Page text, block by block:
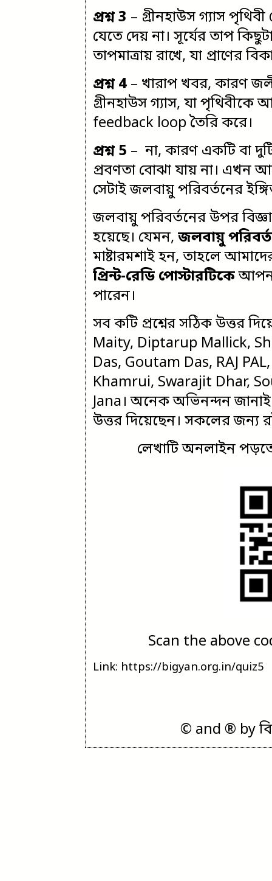
প্রশ্ন 3 – গ্রীনহাউস গ্যাস
যেতে দেয় না। সূর্যের তাপ
তাপমাত্রায় রাখে, যা প্রাণের
প্রশ্ন 4 – খারাপ খবর, কারণ
গ্রীনহাউস গ্যাস, যা
feedback loop তৈরি করে।
প্রশ্ন 5 – না, কারণ একটি বা
প্রবণতা বোঝা যায় না। এখন
সেটাই জলবায়ু পরিবর্তনের
জলবায়ু পরিবর্তনের উপর
হয়েছে। যেমন, জলবায়ু
মাষ্টারমশাই হন, তাহলে
প্রিন্ট-রেডি পোস্টারটিকে
পারেন।
সব কটি প্রশ্নের সঠিক উত্তর
Maity, Diptarup Mallick,
Das, Goutam Das, RAJ
Khamrui, Swarajit Dhar,
Jana। অনেক অভিনন্দন
উত্তর দিয়েছেন। সকলের জন্য
লেখাটি অনলাইন
Scan the above
Link: https://bigyan.org.in/quiz5
© and ® by